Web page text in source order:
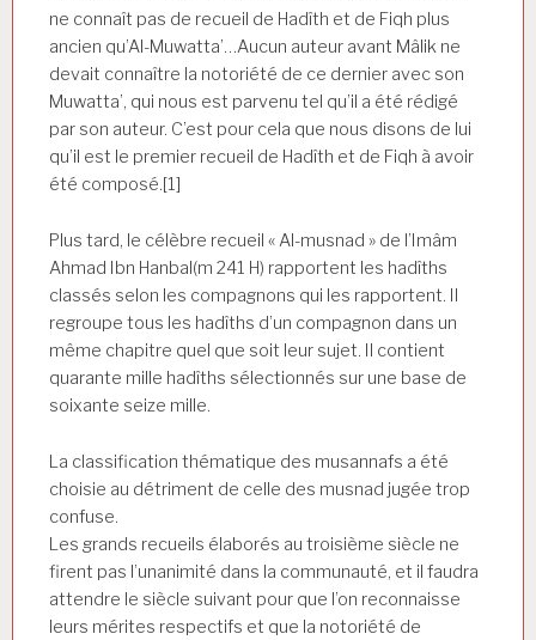
ne connaît pas de recueil de Hadîth et de Fiqh plus
ancien qu’Al-Muwatta’…Aucun auteur avant Mâlik ne
devait connaître la notoriété de ce dernier avec son
Muwatta’, qui nous est parvenu tel qu’il a été rédigé
par son auteur. C’est pour cela que nous disons de lui
qu’il est le premier recueil de Hadîth et de Fiqh à avoir
été composé.[1]
Plus tard, le célèbre recueil « Al-musnad » de l’Imâm
Ahmad Ibn Hanbal(m 241 H) rapportent les hadîths
classés selon les compagnons qui les rapportent. Il
regroupe tous les hadîths d’un compagnon dans un
même chapitre quel que soit leur sujet. Il contient
quarante mille hadîths sélectionnés sur une base de
soixante seize mille.
La classification thématique des musannafs a été
choisie au détriment de celle des musnad jugée trop
confuse.
Les grands recueils élaborés au troisième siècle ne
firent pas l’unanimité dans la communauté, et il faudra
attendre le siècle suivant pour que l’on reconnaisse
leurs mérites respectifs et que la notoriété de